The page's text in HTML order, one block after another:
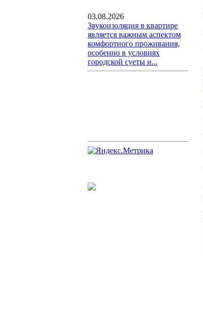
03.08.2026
Звукоизоляция в квартире
является важным аспектом
комфортного проживания,
особенно в условиях
городской суеты и...